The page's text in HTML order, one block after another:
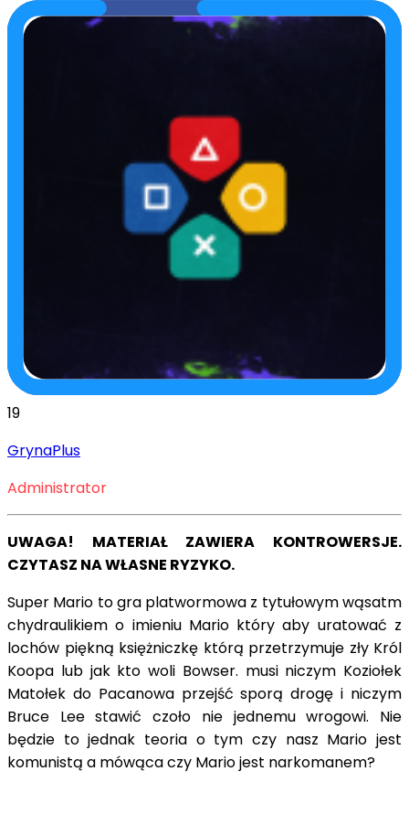
19
GrynaPlus
Administrator
UWAGA! MATERIAŁ ZAWIERA KONTROWERSJE.
CZYTASZ NA WŁASNE RYZYKO.
Super Mario to gra platwormowa z tytułowym wąsatm
chydraulikiem o imieniu Mario który aby uratować z
lochów piękną księżniczkę którą przetrzymuje zły Król
Koopa lub jak kto woli Bowser. musi niczym Koziołek
Matołek do Pacanowa przejść sporą drogę i niczym
Bruce Lee stawić czoło nie jednemu wrogowi. Nie
będzie to jednak teoria o tym czy nasz Mario jest
komunistą a mówąca czy Mario jest narkomanem?